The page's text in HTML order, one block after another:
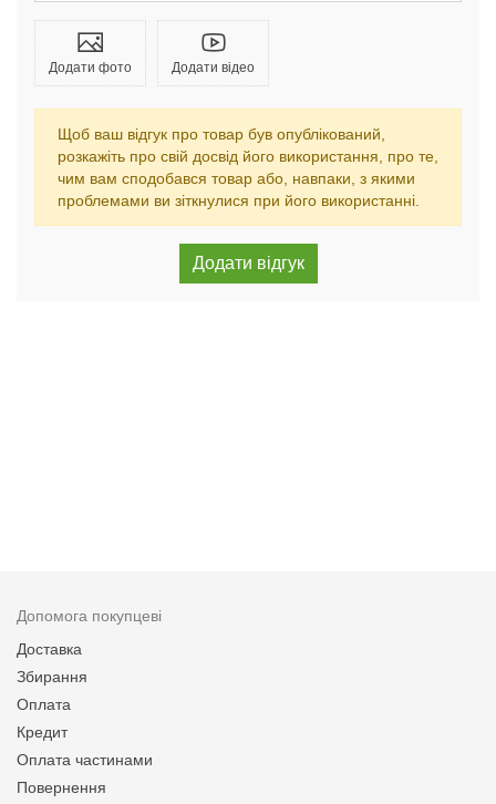
Додати фото Додати відео
Щоб ваш відгук про товар був опублікований,
розкажіть про свій досвід його використання, про те,
чим вам сподобався товар або, навпаки, з якими
проблемами ви зіткнулися при його використанні.
Допомога покупцеві
Доставка
Збирання
Оплата
Кредит
Оплата частинами
Повернення